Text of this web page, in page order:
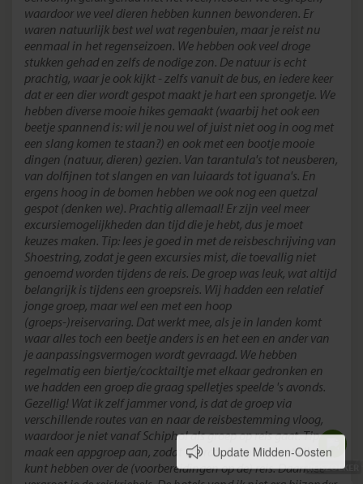
REISZOEKER
waardoor we veel dieren hebben kunnen bewonderen. Er
waren natuurlijk best wel wat regenbuien, maar je reist nu
eenmaal in het regenseizoen. We hebben ook veel droge
stukken gehad en zelfs de nodige zon. De natuur is echt
prachtig, waar je ook kijkt - zelfs vanuit de bus, en iedere keer
dat er een dier wordt gespot maakt je hart een sprongetje. We
hebben diverse mooie hikes gemaakt (waarbij het ook een
beetje spannend is: wil je nou wel of juist niet oog in oog met
een slang komen te staan?) en ook met een bootje mooie
dingen (natuur, dieren) gezien. Van tarantula's tot neusberen,
van dolfijnen tot slangen en van luiaards tot iguana's. En
ergens hoog in de bomen hebben we ook nog een quetzal
gespot (denken we). Prachtig allemaal! Er zijn veel meer
excursiemogelijkheden dan tijd die je hebt, dus je moet
keuzes maken. Tip: lees je goed in met de reisbeschrijving van
Shoestring, zodat je geen excursies mist, die toevallig niet
genoemd worden tijdens de reis. De groep was leuk, wat altijd
belangrijk is tijdens een groepsreis. Wij hadden een relatief
jonge groep, maar wel een met een hoop
(groeps-)reiservaring. Dat werkt mee, als je in landen komt
waar alles toch een beetje anders is en het een en ander van
je aanpassingsvermogen wordt gevraagd. We hebben
regelmatig een biertje/cocktailtje met elkaar gedronken en
we hadden een groep die graag spelletjes speelde 's avonds.
Gezellig! Wat ik zelf jammer vond, is dat de groep via
verschillende routes van en naar de reisbestemming vloog,
waardoor je niet vanaf Schiphol als groep op reis gaat. Tip:
maak een appgroep aan, zodat vooraf al contact met elkaar
kunt hebben over de (voorbereidingen op de) reis. Daarmee
Update Midden-Oosten